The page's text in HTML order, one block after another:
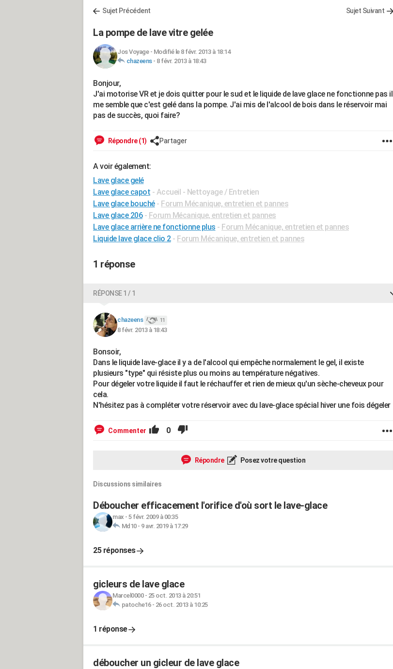
Sujet Précédent Sujet Suivant
La pompe de lave vitre gelée
Jos Voyage- Modifié le 8 févr. 2013 à 18:14
chazeens- 8 févr. 2013 à 18:43
Bonjour,
J'ai motorise VR et je dois quitter pour le sud et le liquide de lave glace ne fonctionne pas il
me semble que c'est gelé dans la pompe. J'ai mis de l'alcool de bois dans le réservoir mai
pas de succès, quoi faire?
Répondre (1) Partager
A voir également:
Lave glace gelé
Lave glace capot - Accueil - Nettoyage / Entretien
Lave glace bouché - Forum Mécanique, entretien et pannes
Lave glace 206 - Forum Mécanique, entretien et pannes
Lave glace arrière ne fonctionne plus - Forum Mécanique, entretien et pannes
Liquide lave glace clio 2 - Forum Mécanique, entretien et pannes
1 réponse
RÉPONSE 1 / 1
chazeens 11
8 févr. 2013 à 18:43
Bonsoir,
Dans le liquide lave-glace il y a de l'alcool qui empêche normalement le gel, il existe
plusieurs "type" qui résiste plus ou moins au température négatives.
Pour dégeler votre liquide il faut le réchauffer et rien de mieux qu'un sèche-cheveux pour
cela.
N'hésitez pas à compléter votre réservoir avec du lave-glace spécial hiver une fois dégeler
Commenter 0
Répondre Posez votre question
Discussions similaires
Déboucher efficacement l'orifice d'où sort le lave-glace
max - 5 févr. 2009 à 00:35
Md10- 9 avr. 2019 à 17:29
25 réponses
gicleurs de lave glace
Marcel0000- 25 oct. 2013 à 20:51
patoche16- 26 oct. 2013 à 10:25
1 réponse
déboucher un gicleur de lave glace